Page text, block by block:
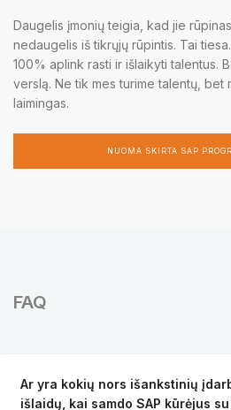
Daugelis įmonių teigia, kad jie
nedaugelis iš tikrųjų rūpintis. Tai
100% aplink rasti ir išlaikyti talentus.
verslą. Ne tik mes turime talentų, bet
laimingas.
NUOMA SKIRTA SAP
FAQ
Ar yra kokių nors išankstinių
išlaidų, kai samdo SAP kūrėjus su